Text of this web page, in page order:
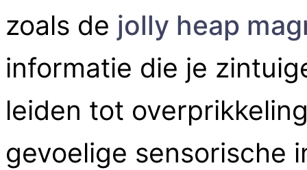
zoals de jolly heap
informatie die je
leiden tot
gevoelige sensorische